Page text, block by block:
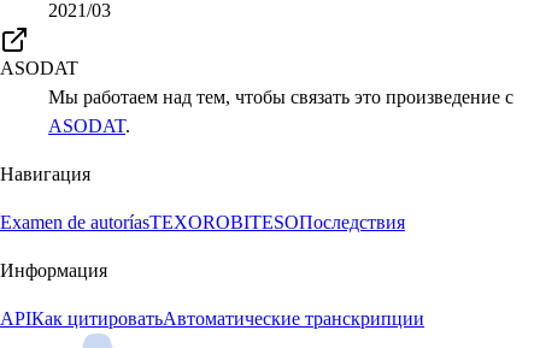
2021/03
ASODAT
Мы работаем над тем, чтобы связать это произведение с
ASODAT.
Навигация
Examen de autoríasTEXOROBITESOПоследствия
Информация
APIКак цитироватьАвтоматические транскрипции